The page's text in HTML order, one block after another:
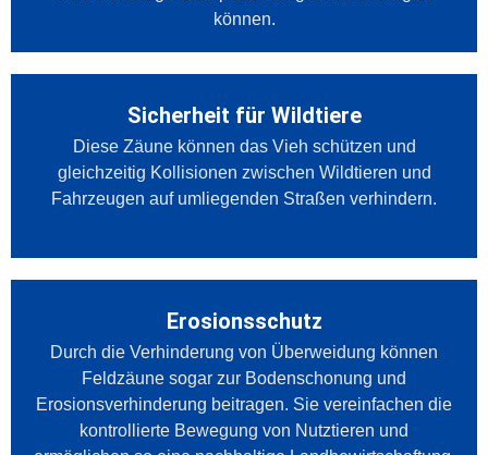
können.
Sicherheit für Wildtiere
Diese Zäune können das Vieh schützen und
gleichzeitig Kollisionen zwischen Wildtieren und
Fahrzeugen auf umliegenden Straßen verhindern.
Erosionsschutz
Durch die Verhinderung von Überweidung können
Feldzäune sogar zur Bodenschonung und
Erosionsverhinderung beitragen. Sie vereinfachen die
kontrollierte Bewegung von Nutztieren und